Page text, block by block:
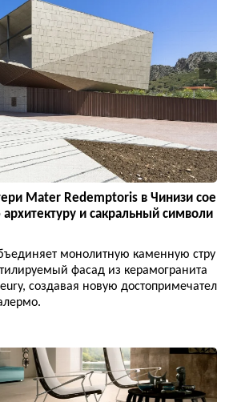
Mater Redemptoris в Чинизи сое
и сакральный символи
монолитную каменную стру
фасад из керамогранита
создавая новую достопримечател